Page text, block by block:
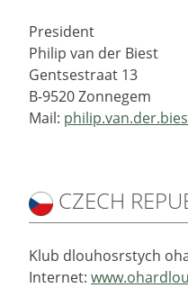
President
Philip van der Biest
Gentsestraat 13
B-9520 Zonnegem
Mail:
CZECH
Klub dlouhosrstych
Internet: